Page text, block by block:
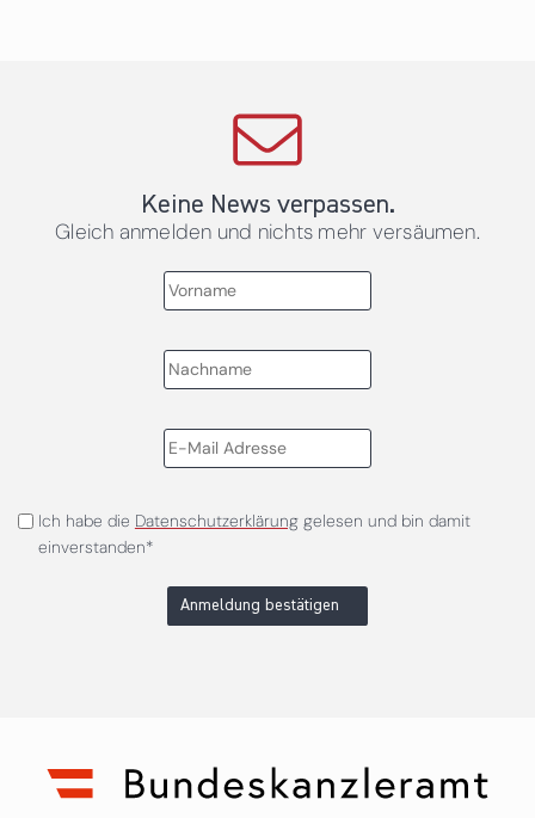
Keine News verpassen.
Gleich anmelden und nichts mehr versäumen.
Ich habe die Datenschutzerklärunggelesen und bin damit
einverstanden*
Anmeldung bestätigen